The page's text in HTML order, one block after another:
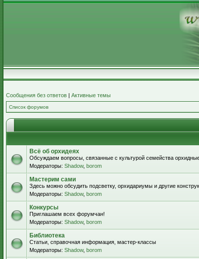
Сообщения без ответов | Активные темы
Список форумов
Всё об орхидеях
Обсуждаем вопросы, связанные с культурой семейства
Модераторы: Shadow, borom
Мастерим сами
Здесь можно обсудить подсветку, орхидариумы и другие
Модераторы: Shadow, borom
Конкурсы
Приглашаем всех форумчан!
Модераторы: Shadow, borom
Библиотека
Статьи, справочная информация, мастер-классы
Модераторы: Shadow, borom